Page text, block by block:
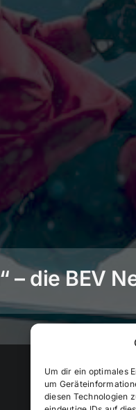
Um dir ein optimales
um
diesen Technologien
– die BEV